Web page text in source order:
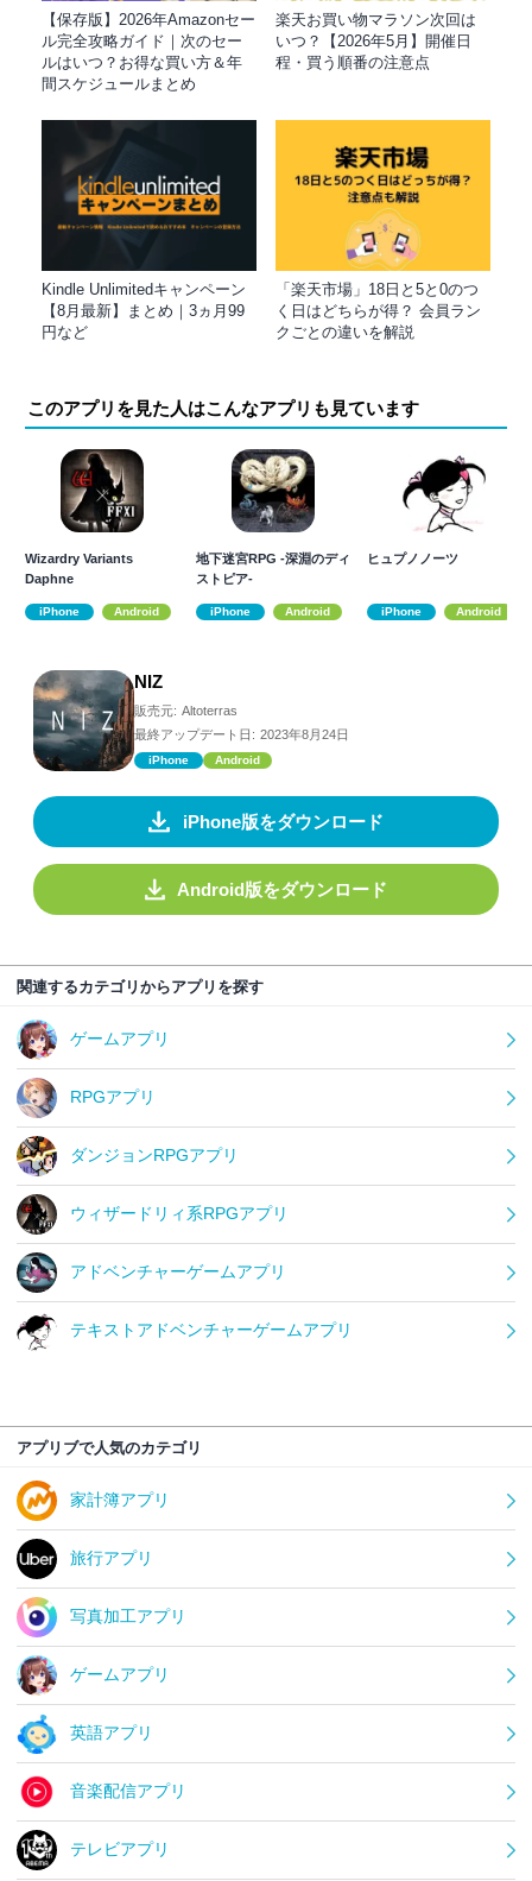
【保存版】2026年Amazonセー
ル完全攻略ガイド｜次のセー
ルはいつ？お得な買い方＆年
間スケジュールまとめ
楽天お買い物マラソン次回は
いつ？【2026年5月】開催日
程・買う順番の注意点
Kindle Unlimitedキャンペーン
【8月最新】まとめ｜3ヵ月99
円など
「楽天市場」18日と5と0のつ
く日はどちらが得？ 会員ラン
クごとの違いを解説
このアプリを見た人はこんなアプリも見ています
Wizardry Variants
Daphne
iPhone Android
地下迷宮RPG -深淵のディ
ストピア-
iPhone Android
ヒュプノノーツ
iPhone Android
NIZ
販売元: Altoterras
最終アップデート日: 2023年8月24日
iPhone Android
iPhone版をダウンロード
Android版をダウンロード
関連するカテゴリからアプリを探す
ゲームアプリ
RPGアプリ
ダンジョンRPGアプリ
ウィザードリィ系RPGアプリ
アドベンチャーゲームアプリ
テキストアドベンチャーゲームアプリ
アプリブで人気のカテゴリ
家計簿アプリ
旅行アプリ
写真加工アプリ
ゲームアプリ
英語アプリ
音楽配信アプリ
テレビアプリ